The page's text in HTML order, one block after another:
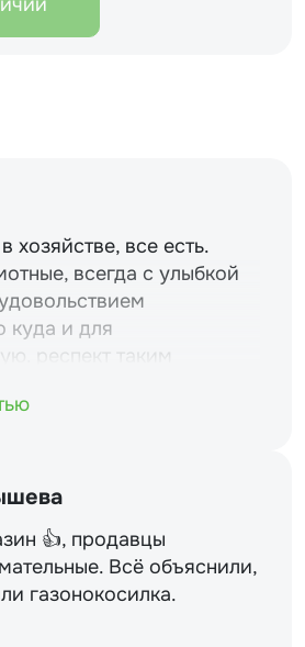
хозяйстве, все есть.
всегда с улыбкой
куда и для
респект таким
👍, продавцы
Всё объяснили,
газонокосилка.